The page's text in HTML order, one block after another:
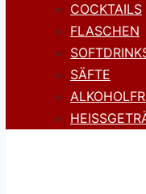
COCKTAILS
FLASCHEN
SÄFTE